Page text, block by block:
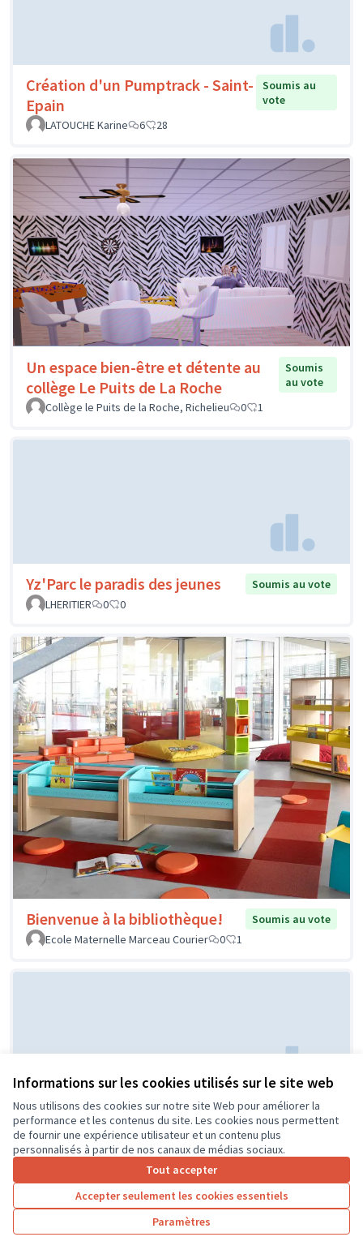
Informations sur les cookies utilisés sur le site web
Nous utilisons des cookies sur notre site Web pour améliorer la
performance et les contenus du site. Les cookies nous permettent
de fournir une expérience utilisateur et un contenu plus
personnalisés à partir de nos canaux de médias sociaux.
Tout accepter
Accepter seulement les cookies essentiels
Paramètres
Création d'un Pumptrack - Saint-
Epain
Soumis au
vote
LATOUCHE Karine
6 28
Un espace bien-être et détente au
collège Le Puits de La Roche
Soumis
au vote
Collège le Puits de la Roche, Richelieu
0 1
Yz'Parc le paradis des jeunes
Soumis au vote
LHERITIER
0 0
Bienvenue à la bibliothèque!
Soumis au vote
Ecole Maternelle Marceau Courier
0 1
Réaménagement de la classe de
CP
Soumis au
vote
ECOLE PUBLIQUE
0 0